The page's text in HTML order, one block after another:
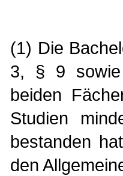
(1) Die
3, § 9 sowie
beiden
Studien
bestanden
den